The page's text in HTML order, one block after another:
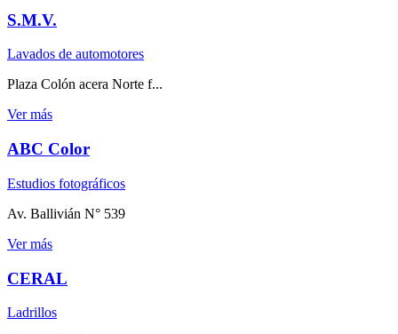
S.M.V.
Lavados de automotores
Plaza Colón acera Norte f...
Ver más
ABC Color
Estudios fotográficos
Av. Ballivián N° 539
Ver más
CERAL
Ladrillos